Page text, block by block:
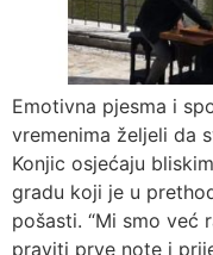
Emotivna pjesma i
vremenima željeli da
Konjic osjećaju
gradu koji je u
pošasti. “Mi smo već
praviti prve note i